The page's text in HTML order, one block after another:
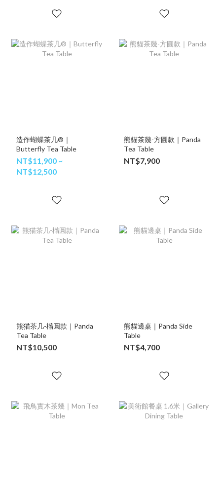
造作蝴蝶茶几®｜
Butterfly Tea Table
NT$11,900 ~
NT$12,500
熊貓茶幾-方圓款｜Panda
Tea Table
NT$7,900
熊猫茶几-橢圓款｜Panda
Tea Table
NT$10,500
熊貓邊桌｜Panda Side
Table
NT$4,700